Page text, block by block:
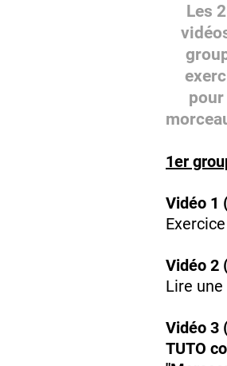
Les
1er
Vidéo 1
Vidéo 2
Lire
Vidéo 3
TUTO